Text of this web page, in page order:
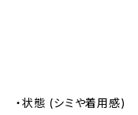
・状態 (シミや着用感)